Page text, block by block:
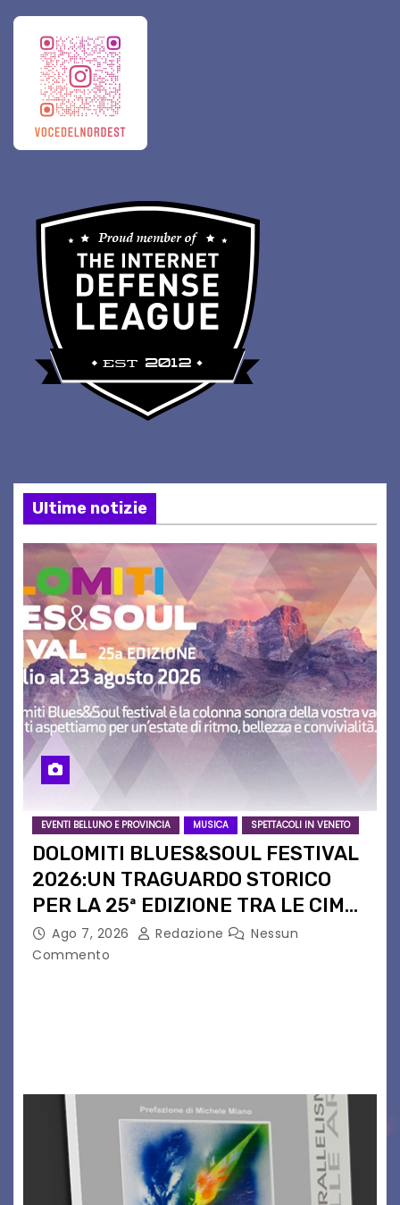
Ultime notizie
EVENTI BELLUNO E PROVINCIA MUSICA SPETTACOLI IN VENETO
DOLOMITI BLUES&SOUL FESTIVAL
2026:UN TRAGUARDO STORICO
PER LA 25ª EDIZIONE TRA LE CIME
PATRIMONIO UNESCO
Ago 7, 2026 Redazione
Nessun
Commento